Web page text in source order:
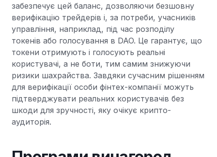
забезпечує цей баланс, дозволяючи безшовну
верифікацію трейдерів і, за потреби, учасників
управління, наприклад, під час розподілу
токенів або голосування в DAO. Це гарантує, що
токени отримують і голосують реальні
користувачі, а не боти, тим самим знижуючи
ризики шахрайства. Завдяки сучасним рішенням
для верифікації особи фінтех-компанії можуть
підтверджувати реальних користувачів без
шкоди для зручності, яку очікує крипто-
аудиторія.